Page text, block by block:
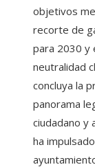
objetivos
recorte de
para 2030 y
neutralidad
concluya la
panorama
ciudadano y
ha